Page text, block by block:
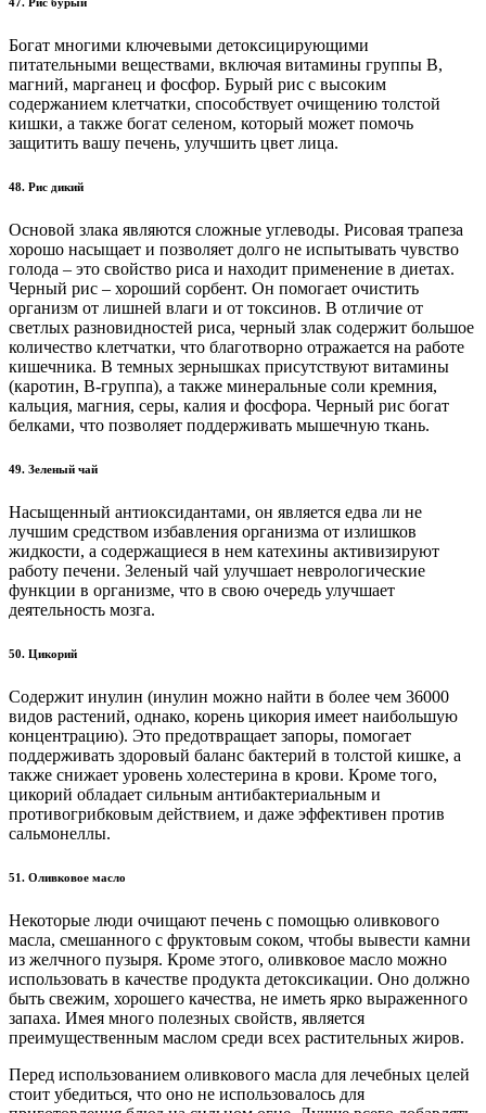
Богат многими ключевыми детоксицирующими
питательными веществами, включая витамины группы В,
магний, марганец и фосфор. Бурый рис с высоким
содержанием клетчатки, способствует очищению толстой
кишки, а также богат селеном, который может помочь
защитить вашу печень, улучшить цвет лица.
48. Рис дикий
Основой злака являются сложные углеводы. Рисовая трапеза
хорошо насыщает и позволяет долго не испытывать чувство
голода – это свойство риса и находит применение в диетах.
Черный рис – хороший сорбент. Он помогает очистить
организм от лишней влаги и от токсинов. В отличие от
светлых разновидностей риса, черный злак содержит большое
количество клетчатки, что благотворно отражается на работе
кишечника. В темных зернышках присутствуют витамины
(каротин, В-группа), а также минеральные соли кремния,
кальция, магния, серы, калия и фосфора. Черный рис богат
белками, что позволяет поддерживать мышечную ткань.
49. Зеленый чай
Насыщенный антиоксидантами, он является едва ли не
лучшим средством избавления организма от излишков
жидкости, а содержащиеся в нем катехины активизируют
работу печени. Зеленый чай улучшает неврологические
функции в организме, что в свою очередь улучшает
деятельность мозга.
50. Цикорий
Содержит инулин (инулин можно найти в более чем 36000
видов растений, однако, корень цикория имеет наибольшую
концентрацию). Это предотвращает запоры, помогает
поддерживать здоровый баланс бактерий в толстой кишке, а
также снижает уровень холестерина в крови. Кроме того,
цикорий обладает сильным антибактериальным и
противогрибковым действием, и даже эффективен против
сальмонеллы.
51. Оливковое масло
Некоторые люди очищают печень с помощью оливкового
масла, смешанного с фруктовым соком, чтобы вывести камни
из желчного пузыря. Кроме этого, оливковое масло можно
использовать в качестве продукта детоксикации. Оно должно
быть свежим, хорошего качества, не иметь ярко выраженного
запаха. Имея много полезных свойств, является
преимущественным маслом среди всех растительных жиров.
Перед использованием оливкового масла для лечебных целей
стоит убедиться, что оно не использовалось для